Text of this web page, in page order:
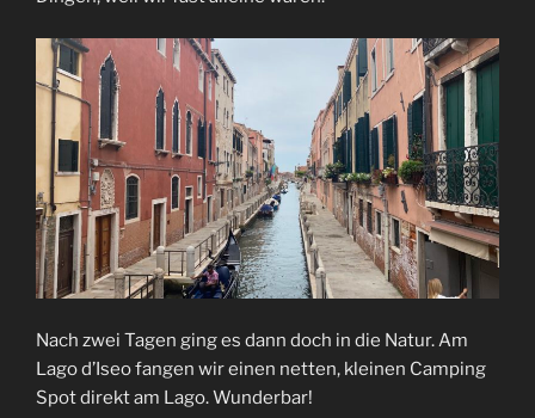
Nach zwei Tagen ging es dann doch in die Natur. Am
Lago d’Iseo fangen wir einen netten, kleinen Camping
Spot direkt am Lago. Wunderbar!